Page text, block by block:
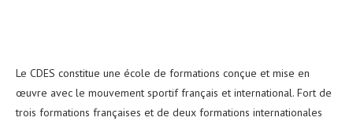
Le CDES constitue une école de formations conçue et mise en
œuvre avec le mouvement sportif français et international. Fort de
trois formations françaises et de deux formations internationales